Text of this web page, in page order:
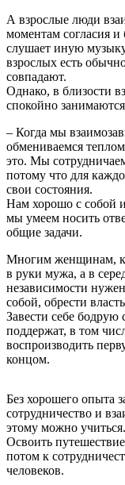
А взрослые люди
моментам согласия и
слушает иную
взрослых есть
совпадают.
Однако, в близости
спокойно
– Когда мы
обмениваемся
это. Мы
потому что для
свои состояния.
Нам хорошо с собой
мы умеем носить
общие задачи.
Многим женщинам,
в руки мужа, а в
независимости
собой, обрести
Завести себе бодрую
поддержат, в том
воспроизводить
концом.
Без хорошего опыта
сотрудничество и
этому можно учиться.
Освоить
потом к
человеков.